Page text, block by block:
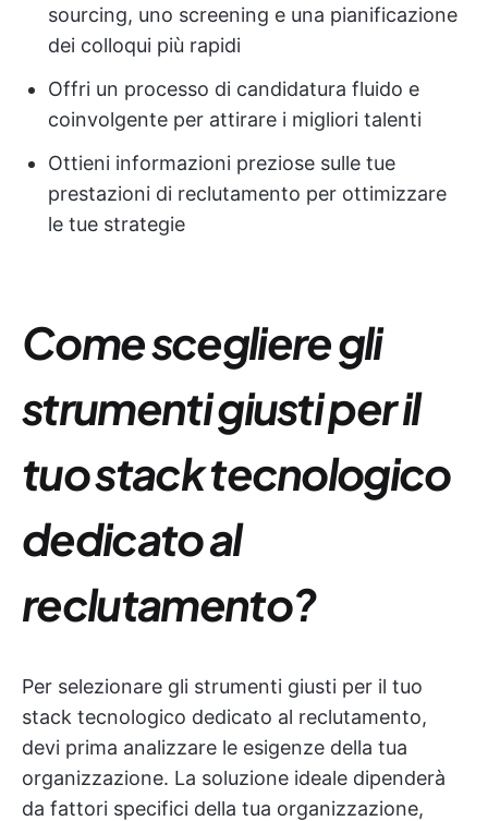
sourcing, uno screening e una pianificazione
dei colloqui più rapidi
Offri un processo di candidatura fluido e
coinvolgente per attirare i migliori talenti
Ottieni informazioni preziose sulle tue
prestazioni di reclutamento per ottimizzare
le tue strategie
Come scegliere gli
strumenti giusti per il
tuo stack tecnologico
dedicato al
reclutamento?
Per selezionare gli strumenti giusti per il tuo
stack tecnologico dedicato al reclutamento,
devi prima analizzare le esigenze della tua
organizzazione. La soluzione ideale dipenderà
da fattori specifici della tua organizzazione,